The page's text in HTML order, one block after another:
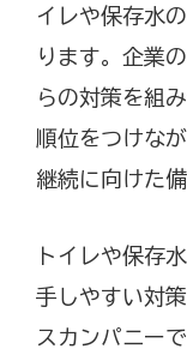
イレや保存水
ります。企業
らの対策を組
順位をつけな
継続に向けた
トイレや保存
手しやすい対
スカンパニー